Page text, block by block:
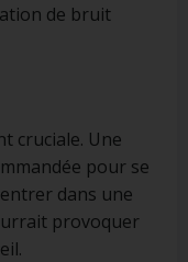
de bruit
cruciale. Une
pour se
dans une
provoquer